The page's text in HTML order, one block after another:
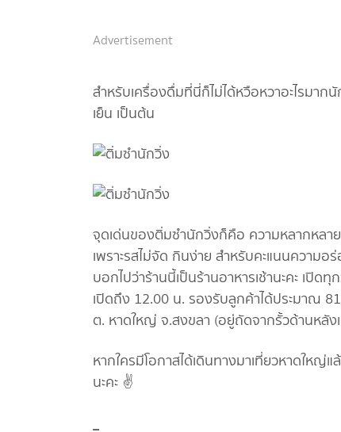
Advertisement
สำหรับเครื่องดื่มที่นี่ก็ไม่ได้หวือหวาอะไรมากนั
เย็น เป็นต้น
จุดเด่นของติ่มซำนักวิ่งก็คือ ความหลากหลา
เพราะรสไม่จัด กินง่าย สำหรับคะแนนความอ
บอกไปว่าร้านนี้เป็นร้านอาหารเช้านะคะ เปิด
เปิดถึง 12.00 น. รองรับลูกค้าได้ประมาณ
ต. หาดใหญ่ จ.สงขลา (อยู่ถัดจากรั้วด้านหลั
หากใครมีโอกาสได้เดินทางมาเที่ยวหาดใหญ่
นะคะ ✌️
_